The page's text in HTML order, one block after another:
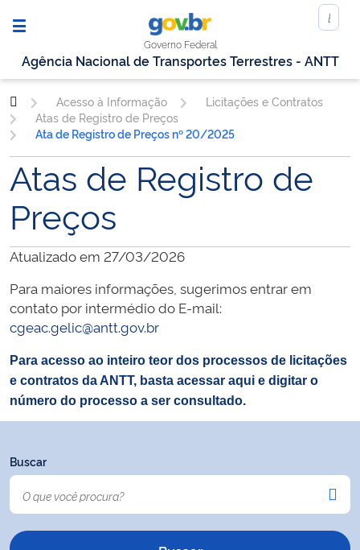
Governo Federal
Agência Nacional de Transportes Terrestres - ANTT
Acesso à Informação
Licitações e Contratos
Atas de Registro de Preços
Ata de Registro de Preços nº 20/2025
Atas de Registro de
Preços
Atualizado em 27/03/2026
Para maiores informações, sugerimos entrar em
contato por intermédio do E-mail:
cgeac.gelic@antt.gov.br
Para acesso ao inteiro teor dos processos de licitações
e contratos da ANTT, basta acessar aqui e digitar o
número do processo a ser consultado.
Buscar